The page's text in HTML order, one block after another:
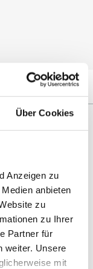
Über Cookies
Anzeigen zu
anbieten
zu
zu Ihrer
Partner für
weiter. Unsere
mit
flexible
Lage wird
eine Anordnung
Maschine,
Gefahren